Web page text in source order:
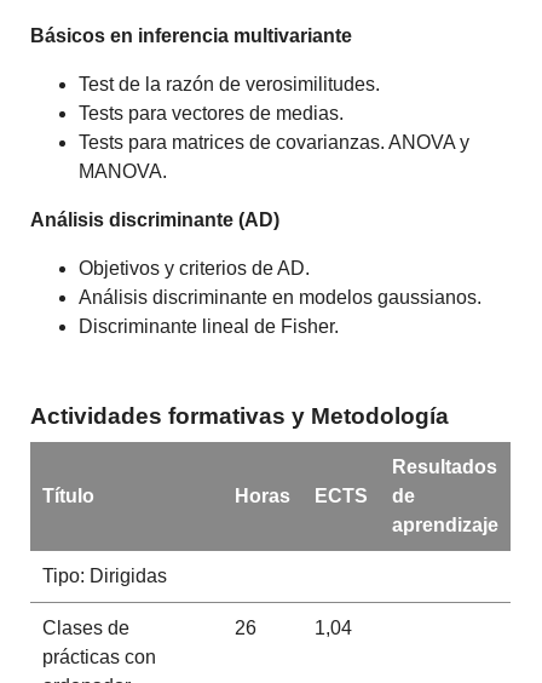
Básicos en inferencia multivariante
Test de la razón de verosimilitudes.
Tests para vectores de medias.
Tests para matrices de covarianzas. ANOVA y
MANOVA.
Análisis discriminante (AD)
Objetivos y criterios de AD.
Análisis discriminante en modelos gaussianos.
Discriminante lineal de Fisher.
Actividades formativas y Metodología
Título Horas ECTS
Resultados
de
aprendizaje
Tipo: Dirigidas
Clases de
prácticas con
26 1,04